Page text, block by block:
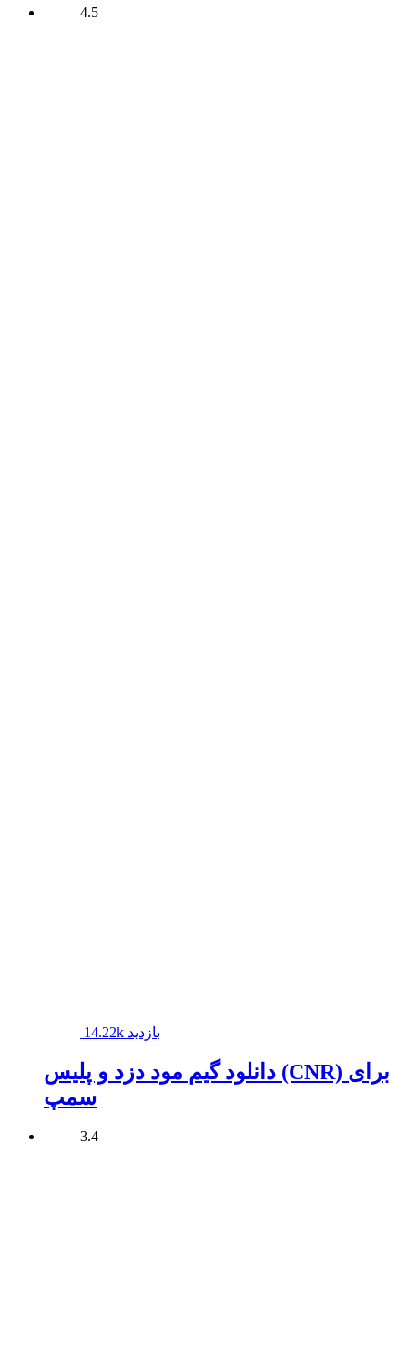
4.5
14.22k بازدید
دانلود گیم مود دزد و پلیس (CNR) برای
سمپ
3.4